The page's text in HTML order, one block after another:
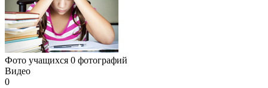
Фото учащихся 0 фотографий
Видео
0